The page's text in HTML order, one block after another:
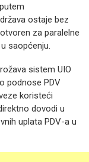
ostaje bez
za paralelne
saopćenju.
sistem UIO
podnose PDV
koristeći
dovodi u
uplata PDV-a u